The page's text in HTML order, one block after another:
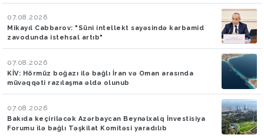
07.08.2026
Mikayıl Cabbarov: "Süni intellekt sayəsində karbamid
zavodunda istehsal artıb"
07.08.2026
KİV: Hörmüz boğazı ilə bağlı İran və Oman arasında
müvəqqəti razılaşma əldə olunub
07.08.2026
Bakıda keçiriləcək Azərbaycan Beynəlxalq İnvestisiya
Forumu ilə bağlı Təşkilat Komitəsi yaradılıb